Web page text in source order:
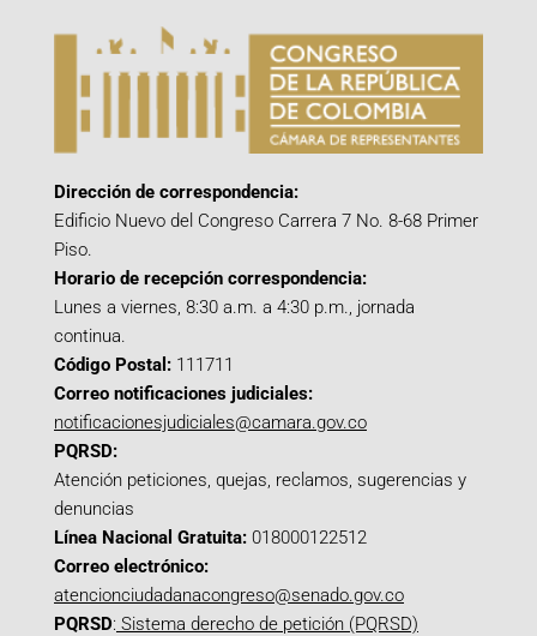
Dirección de correspondencia:
Edificio Nuevo del Congreso Carrera 7 No. 8-68 Primer
Piso.
Horario de recepción correspondencia:
Lunes a viernes, 8:30 a.m. a 4:30 p.m., jornada
continua.
Código Postal: 111711
Correo notificaciones judiciales:
notificacionesjudiciales@camara.gov.co
PQRSD:
Atención peticiones, quejas, reclamos, sugerencias y
denuncias
Línea Nacional Gratuita: 018000122512
Correo electrónico:
atencionciudadanacongreso@senado.gov.co
PQRSD: Sistema derecho de petición (PQRSD)